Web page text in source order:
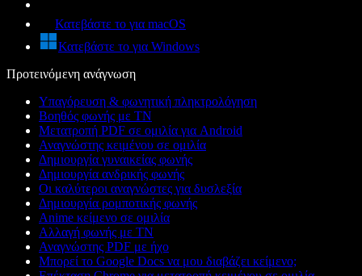
Κατεβάστε το για macOS
Κατεβάστε το για Windows
Προτεινόμενη ανάγνωση
Υπαγόρευση & φωνητική πληκτρολόγηση
Βοηθός φωνής με ΤΝ
Μετατροπή PDF σε ομιλία για Android
Αναγνώστης κειμένου σε ομιλία
Δημιουργία γυναικείας φωνής
Δημιουργία ανδρικής φωνής
Οι καλύτεροι αναγνώστες για δυσλεξία
Δημιουργία ρομποτικής φωνής
Anime κείμενο σε ομιλία
Αλλαγή φωνής με ΤΝ
Αναγνώστης PDF με ήχο
Μπορεί το Google Docs να μου διαβάζει κείμενο;